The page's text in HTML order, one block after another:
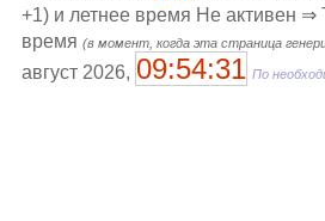
+1) и летнее время Не активен ⇒
время (в момент, когда эта страница
август 2026, 09:54:31 По